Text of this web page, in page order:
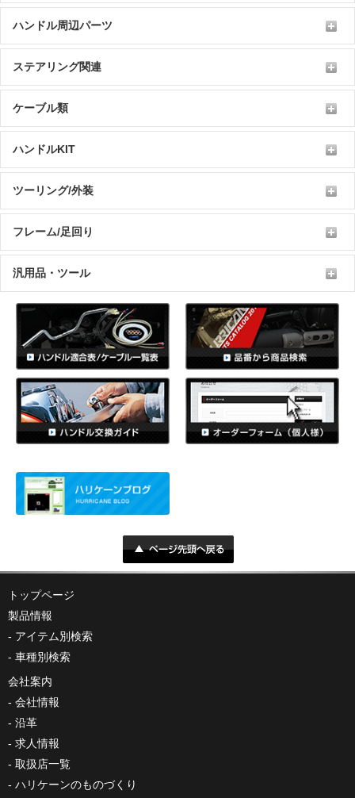
ハンドル周辺パーツ
ステアリング関連
ケーブル類
ハンドルKIT
ツーリング/外装
フレーム/足回り
汎用品・ツール
トップページ
製品情報
アイテム別検索
車種別検索
会社案内
会社情報
沿革
求人情報
取扱店一覧
ハリケーンのものづくり